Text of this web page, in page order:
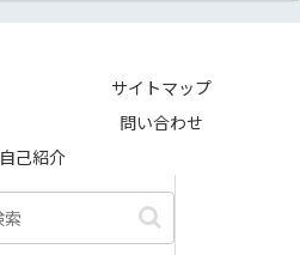
サイトマップ
問い合わせ
自己紹介